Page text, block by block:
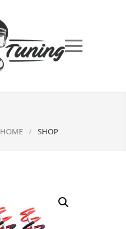
HOME / SHOP